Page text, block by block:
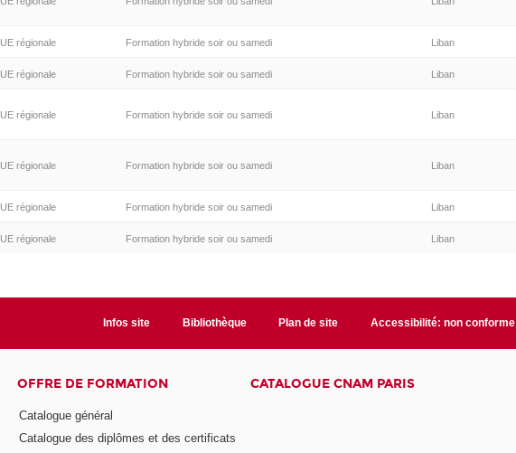
UE régionale Formation hybride soir ou samedi Liban
UE régionale Formation hybride soir ou samedi Liban
UE régionale Formation hybride soir ou samedi Liban
UE régionale Formation hybride soir ou samedi Liban
UE régionale Formation hybride soir ou samedi Liban
UE régionale Formation hybride soir ou samedi Liban
Infos site Bibliothèque Plan de site Accessibilité: non conforme
OFFRE DE FORMATION
Catalogue général
Catalogue des diplômes et des certificats
CATALOGUE CNAM PARIS